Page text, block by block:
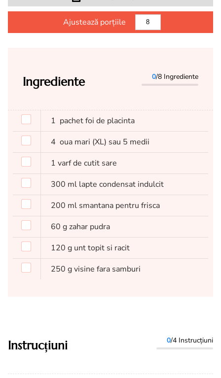
Ajustează porțiile
Ingrediente 0/8 Ingrediente
1 pachet foi de placinta
4 oua mari (XL) sau 5 medii
1 varf de cutit sare
300 ml lapte condensat indulcit
200 ml smantana pentru frisca
60 gzahar pudra
120 g unt topit si racit
250 gvisine fara samburi
Instrucțiuni 0/4 Instrucțiuni